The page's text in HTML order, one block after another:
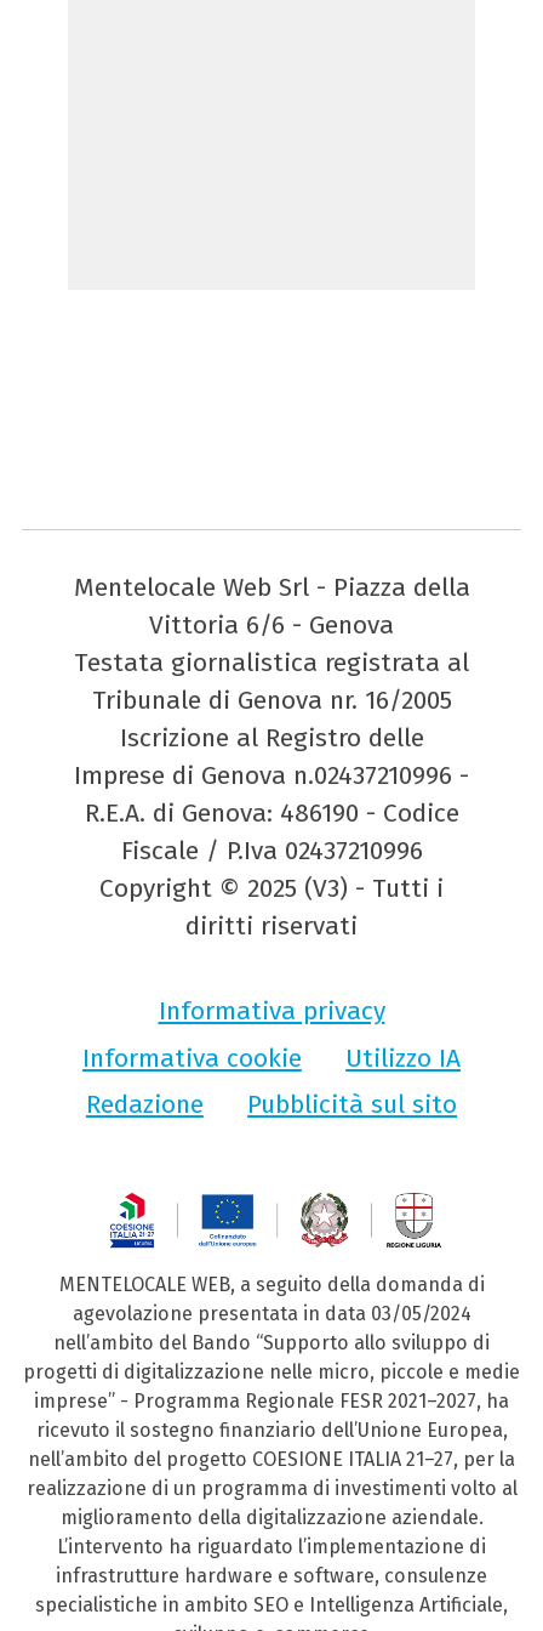
Mentelocale Web Srl - Piazza della
Vittoria 6/6 - Genova
Testata giornalistica registrata al
Tribunale di Genova nr. 16/2005
Iscrizione al Registro delle
Imprese di Genova n.02437210996 -
R.E.A. di Genova: 486190 - Codice
Fiscale / P.Iva 02437210996
Copyright © 2025 (V3) - Tutti i
diritti riservati
Informativa privacy
Informativa cookie
Utilizzo IA
Redazione
Pubblicità sul sito
MENTELOCALE WEB, a seguito della domanda di
agevolazione presentata in data 03/05/2024
nell’ambito del Bando “Supporto allo sviluppo di
progetti di digitalizzazione nelle micro, piccole e medie
imprese” - Programma Regionale FESR 2021–2027, ha
ricevuto il sostegno finanziario dell’Unione Europea,
nell’ambito del progetto COESIONE ITALIA 21–27, per la
realizzazione di un programma di investimenti volto al
miglioramento della digitalizzazione aziendale.
L’intervento ha riguardato l’implementazione di
infrastrutture hardware e software, consulenze
specialistiche in ambito SEO e Intelligenza Artificiale,